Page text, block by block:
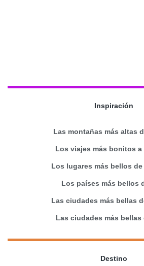
Inspiración
Las montañas más altas
Los viajes más bonitos a
Los lugares más bellos
Los países más bellos
Las ciudades más bellas
Las ciudades más bellas
Destino